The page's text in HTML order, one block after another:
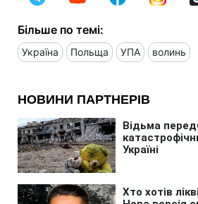
Більше по темі:
Україна Польща УПА волинь